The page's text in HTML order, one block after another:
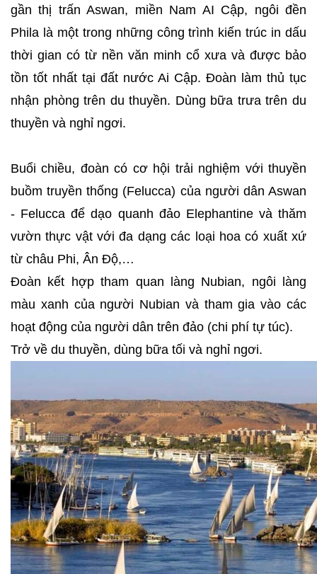
gần thị trấn Aswan, miền Nam AI Cập, ngôi đền
Phila là một trong những công trình kiến trúc in dấu
thời gian có từ nền văn minh cổ xưa và được bảo
tồn tốt nhất tại đất nước Ai Cập. Đoàn làm thủ tục
nhận phòng trên du thuyền. Dùng bữa trưa trên du
thuyền và nghỉ ngơi.
Buổi chiều, đoàn có cơ hội trải nghiệm với thuyền
buồm truyền thống (Felucca) của người dân Aswan
- Felucca để dạo quanh đảo Elephantine và thăm
vườn thực vật với đa dạng các loại hoa có xuất xứ
từ châu Phi, Ân Độ,…
Đoàn kết hợp tham quan làng Nubian, ngôi làng
màu xanh của người Nubian và tham gia vào các
hoạt động của người dân trên đảo (chi phí tự túc).
Trở về du thuyền, dùng bữa tối và nghỉ ngơi.